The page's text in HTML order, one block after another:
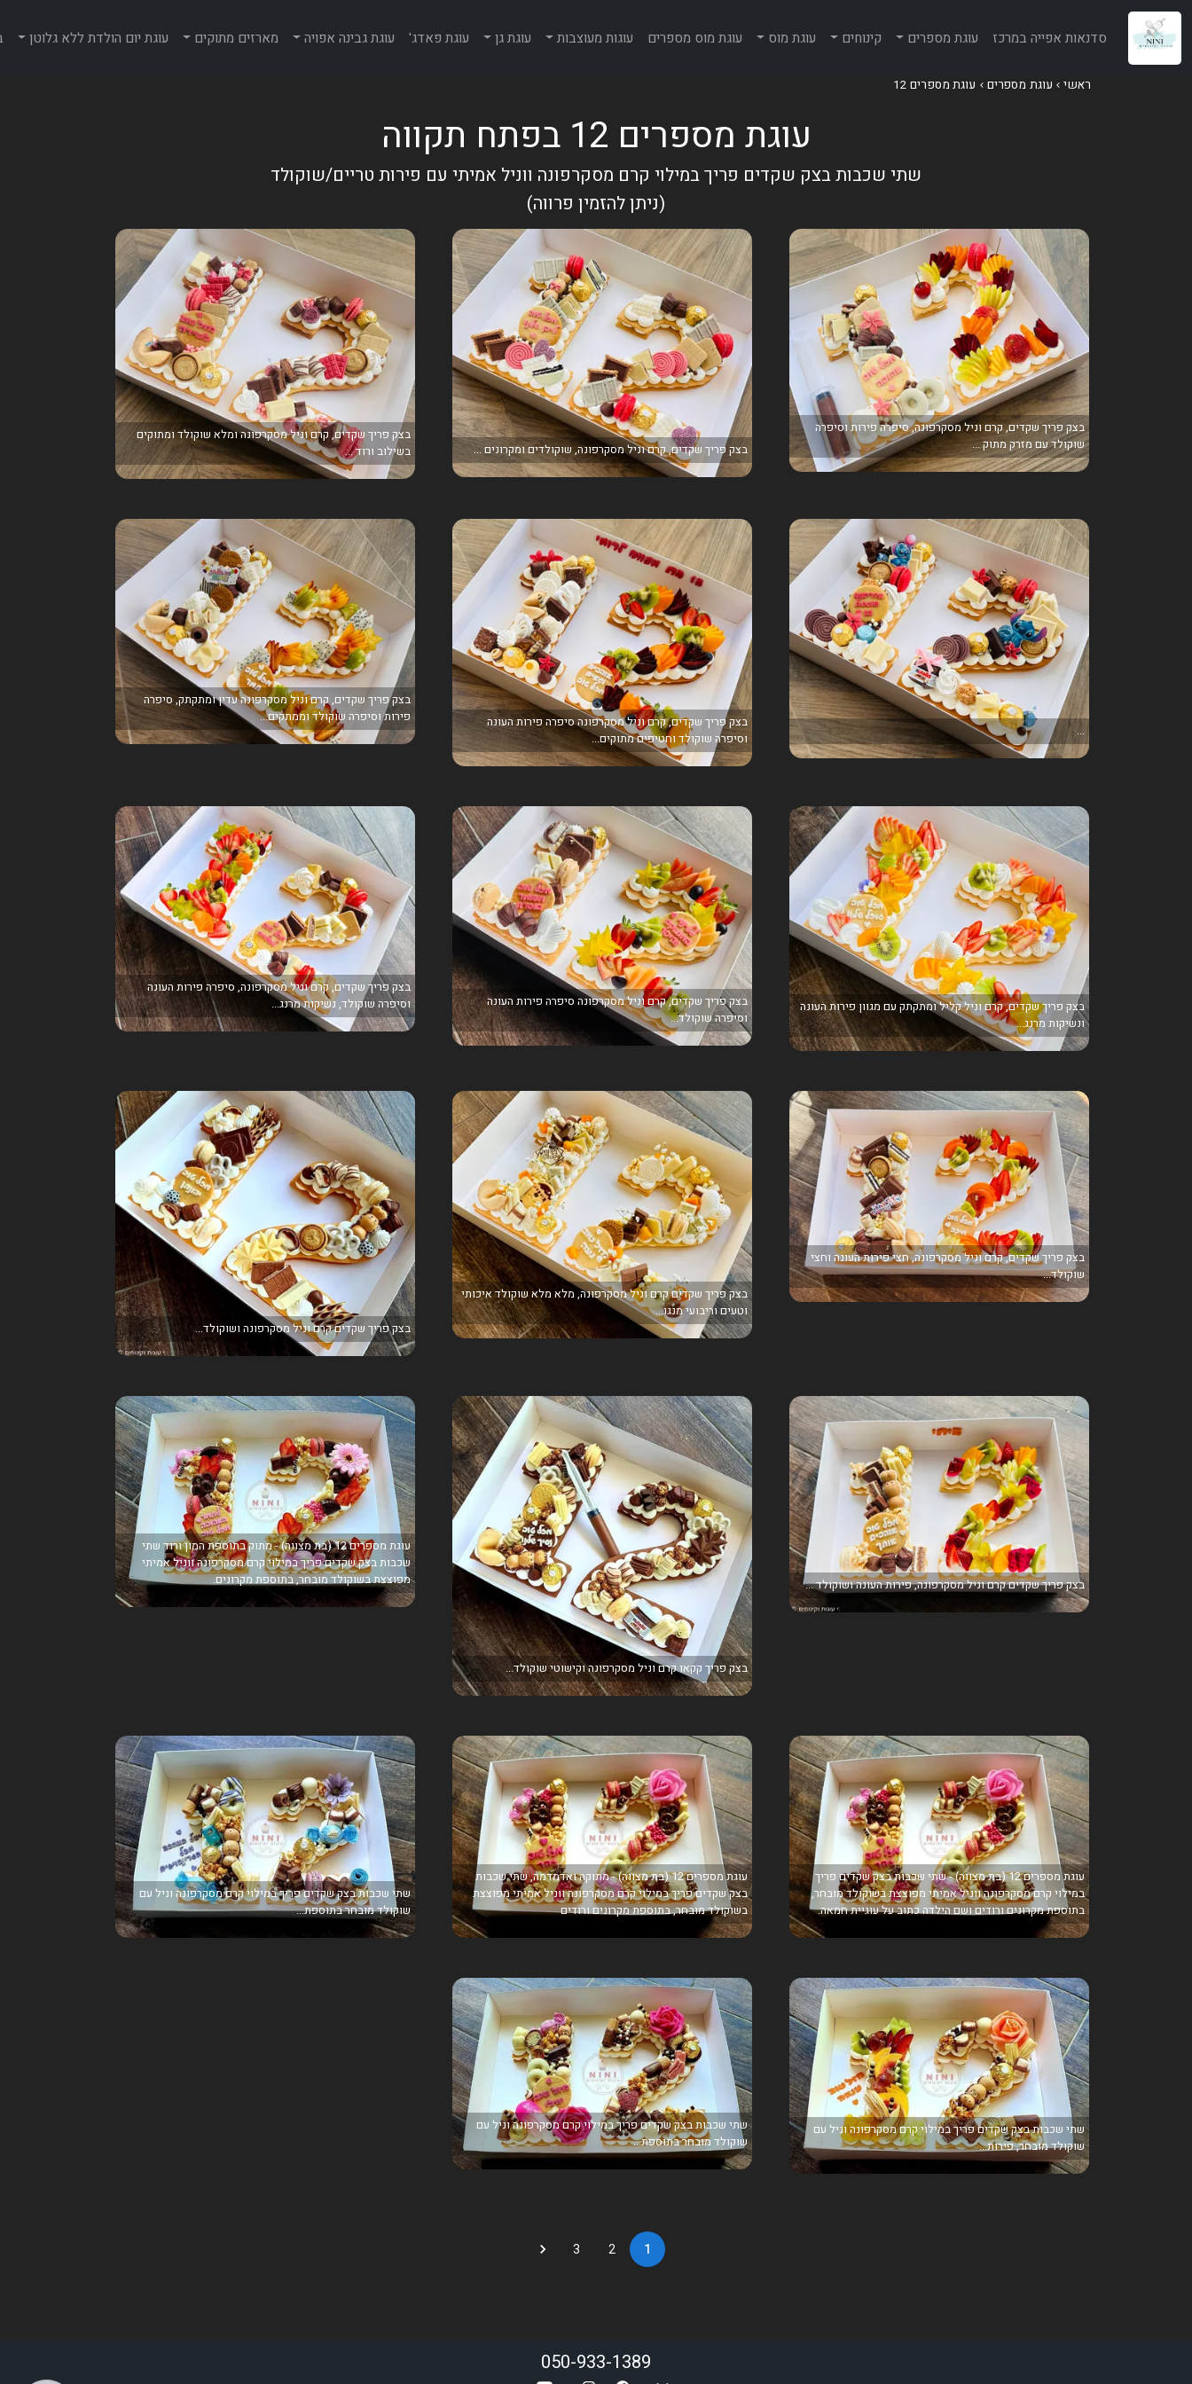
סדנאות אפייה במרכז עוגת מספרים קינוחים עוגת מוס עוגת מוס מספרים עוגות מעוצבות עוגת גן עוגת פאדג' עוגת גבינה אפויה מארזים מתוקים עוגת יום הולדת ללא גלוטן
ראשי עוגת מספרים עוגת מספרים 12
עוגת מספרים 12 בפתח תקווה
שתי שכבות בצק שקדים פריך במילוי קרם מסקרפונה ווניל אמיתי עם פירות טריים/שוקולד
(ניתן להזמין פרווה)
בצק פריך שקדים, קרם וניל מסקרפונה, סיפרה פירות וסיפרה
שוקולד עם מזרק מתוק ...
בצק פריך שקדים, קרם וניל מסקרפונה, שוקולדים ומקרונים ...
בצק פריך שקדים, קרם וניל מסקרפונה ומלא שוקולד ומתוקים
בשילוב ורוד ...
...
בצק פריך שקדים, קרם וניל מסקרפונה סיפרה פירות העונה
וסיפרה שוקולד וחטיפים מתוקים...
בצק פריך שקדים, קרם וניל מסקרפונה עדין ומתקתק, סיפרה
פירות וסיפרה שוקולד וממתקים...
בצק פריך שקדים, קרם וניל קליל ומתקתק עם מגוון פירות העונה
ונשיקות מרנג...
בצק פריך שקדים, קרם וניל מסקרפונה סיפרה פירות העונה
וסיפרה שוקולד...
בצק פריך שקדים, קרם וניל מסקרפונה, סיפרה פירות העונה
וסיפרה שוקולד, נשיקות מרנג...
בצק פריך שקדים, קרם וניל מסקרפונה, חצי פירות העונה וחצי
שוקולד...
בצק פריך שקדים קרם וניל מסקרפונה, מלא מלא שוקולד איכותי
וטעים וריבועי מנגו...
בצק פריך שקדים קרם וניל מסקרפונה ושוקולד...
בצק פריך שקדים קרם וניל מסקרפונה, פירות העונה ושוקולד ...
בצק פריך קקאו קרם וניל מסקרפונה וקישוטי שוקולד...
עוגת מספרים 12 (בת מצווה) - מתוק בתוספת המון ורוד שתי
שכבות בצק שקדים פריך במילוי קרם מסקרפונה ווניל אמיתי
מפוצצת בשוקולד מובחר, בתוספת מקרונים.
עוגת מספרים 12 (בת מצווה) - שתי שכבות בצק שקדים פריך
במילוי קרם מסקרפונה ווניל אמיתי מפוצצת בשוקולד מובחר,
בתוספת מקרונים ורודים ושם הילדה כתוב על עוגיית חמאה.
עוגת מספרים 12 (בת מצווה) - מתוקה ואדמדמה, שתי שכבות
בצק שקדים פריך במילוי קרם מסקרפונה ווניל אמיתי מפוצצת
בשוקולד מובחר, בתוספת מקרונים ורודים
שתי שכבות בצק שקדים פריך במילוי קרם מסקרפונה וניל עם
שוקולד מובחר בתוספת...
שתי שכבות בצק שקדים פריך במילוי קרם מסקרפונה וניל עם
שוקולד מובחר, פירות...
שתי שכבות בצק שקדים פריך במילוי קרם מסקרפונה וניל עם
שוקולד מובחר בתוספת...
1
2
3
050-933-1389